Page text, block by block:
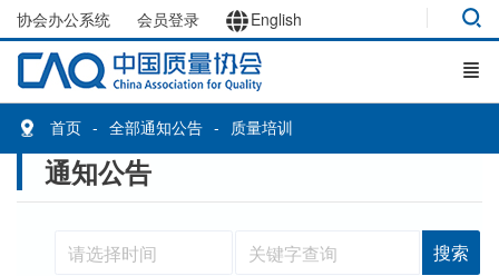
协会办公系统 会员登录 English
首页 全部通知公告 质量培训
通知公告
搜索